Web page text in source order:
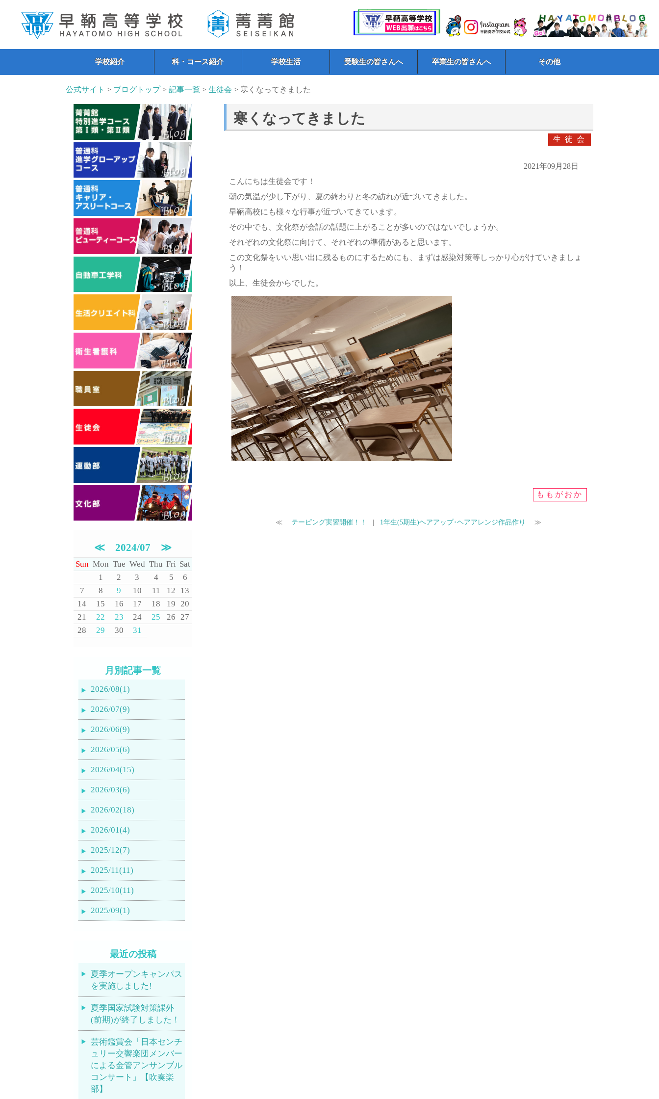
学校紹介 科・コース紹介 学校生活 受験生の皆さんへ 卒業生の皆さんへ その他
公式サイト > ブログトップ>記事一覧 >生徒会 > 寒くなってきました
寒くなってきました
生徒会
2021年09月28日
こんにちは生徒会です！
朝の気温が少し下がり、 夏の終わりと冬の訪れが近づいてきました。
早鞆高校にも様々な行事が近づいてきています。
その中でも、 文化祭が会話の話題に上がることが多いのではないでしょうか。
それぞれの文化祭に向けて、それぞれの準備があると思います。
この文化祭をいい思い出に残るものにするためにも、まずは感染対策等しっかり心がけていきましょ
う！
以上、生徒会からでした。
ももがおか
≪ テーピング実習開催！！ | 1年生(5期生)ヘアアップ･ヘアアレンジ作品作り ≫
≪ 2024/07 ≫
Sun Mon Tue Wed Thu Fri Sat
1
2 3 4 5
6
7
8 9 10 11 12
13
14
15 16 17 18 19 20
21
22 23 24 25 26 27
28
29 30 31
月別記事一覧
2026/08(1)
2026/07(9)
2026/06(9)
2026/05(6)
2026/04(15)
2026/03(6)
2026/02(18)
2026/01(4)
2025/12(7)
2025/11(11)
2025/10(11)
2025/09(1)
最近の投稿
夏季オープンキャンパス
を実施しました!
夏季国家試験対策課外
(前期)が終了しました！
芸術鑑賞会「日本センチ
ュリー交響楽団メンバー
による金管アンサンブル
コンサート」【吹奏楽
部】